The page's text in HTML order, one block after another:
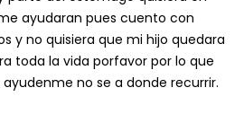
ayudaran pues cuento con
y no quisiera que mi hijo quedara
toda la vida porfavor por lo que
no se a donde recurrir.